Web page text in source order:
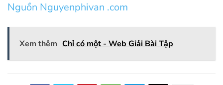
Nguồn Nguyenphivan .com
Xem thêm Chỉ có một - Web Giải Bài Tập